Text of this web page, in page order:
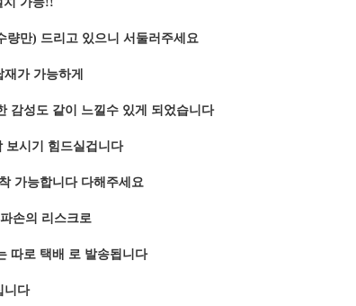
량만) 드리고 있으니 서둘러주세요
가 가능하게
감성도 같이 느낄수 있게 되었습니다
보시기 힘드실겁니다
가능합니다 다해주세요
손의 리스크로
따로 택배 로 발송됩니다
니다